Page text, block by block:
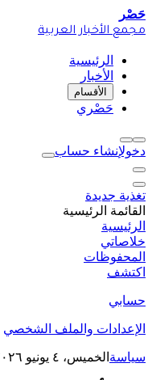
حَصْر
مجمع الأخبار العربية
الرئيسية
الأخبار
الأقسام
حَصْري
دخولإنشاء حساب
تغذية جديدة
القائمة الرئيسية
الرئيسية
خلاصاتي
المحفوظات
اكتشف
حسابي
الإعدادات والملف الشخصي
سياسة الخميس، ٤ يونيو ٢٠٢٦